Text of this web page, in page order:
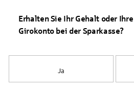
Erhalten Sie Ihr Gehalt oder
Girokonto bei der Sparkasse?
Ja